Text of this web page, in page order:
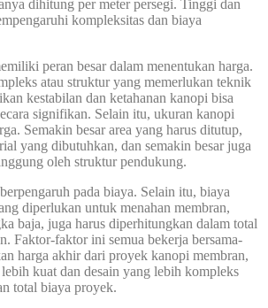
dihitung per meter persegi. Tinggi dan
kompleksitas dan biaya
peran besar dalam menentukan harga.
atau struktur yang memerlukan teknik
kestabilan dan ketahanan kanopi bisa
signifikan. Selain itu, ukuran kanopi
Semakin besar area yang harus ditutup,
yang dibutuhkan, dan semakin besar juga
oleh struktur pendukung.
pada biaya. Selain itu, biaya
diperlukan untuk menahan membran,
baja, juga harus diperhitungkan dalam total
Faktor-faktor ini semua bekerja bersama-
harga akhir dari proyek kanopi membran,
kuat dan desain yang lebih kompleks
total biaya proyek.